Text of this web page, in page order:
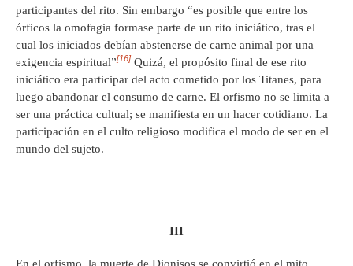
participantes del rito. Sin embargo “es posible que entre los
órficos la omofagia formase parte de un rito iniciático, tras el
cual los iniciados debían abstenerse de carne animal por una
exigencia espiritual”[16] Quizá, el propósito final de ese rito
iniciático era participar del acto cometido por los Titanes, para
luego abandonar el consumo de carne. El orfismo no se limita a
ser una práctica cultual; se manifiesta en un hacer cotidiano. La
participación en el culto religioso modifica el modo de ser en el
mundo del sujeto.
III